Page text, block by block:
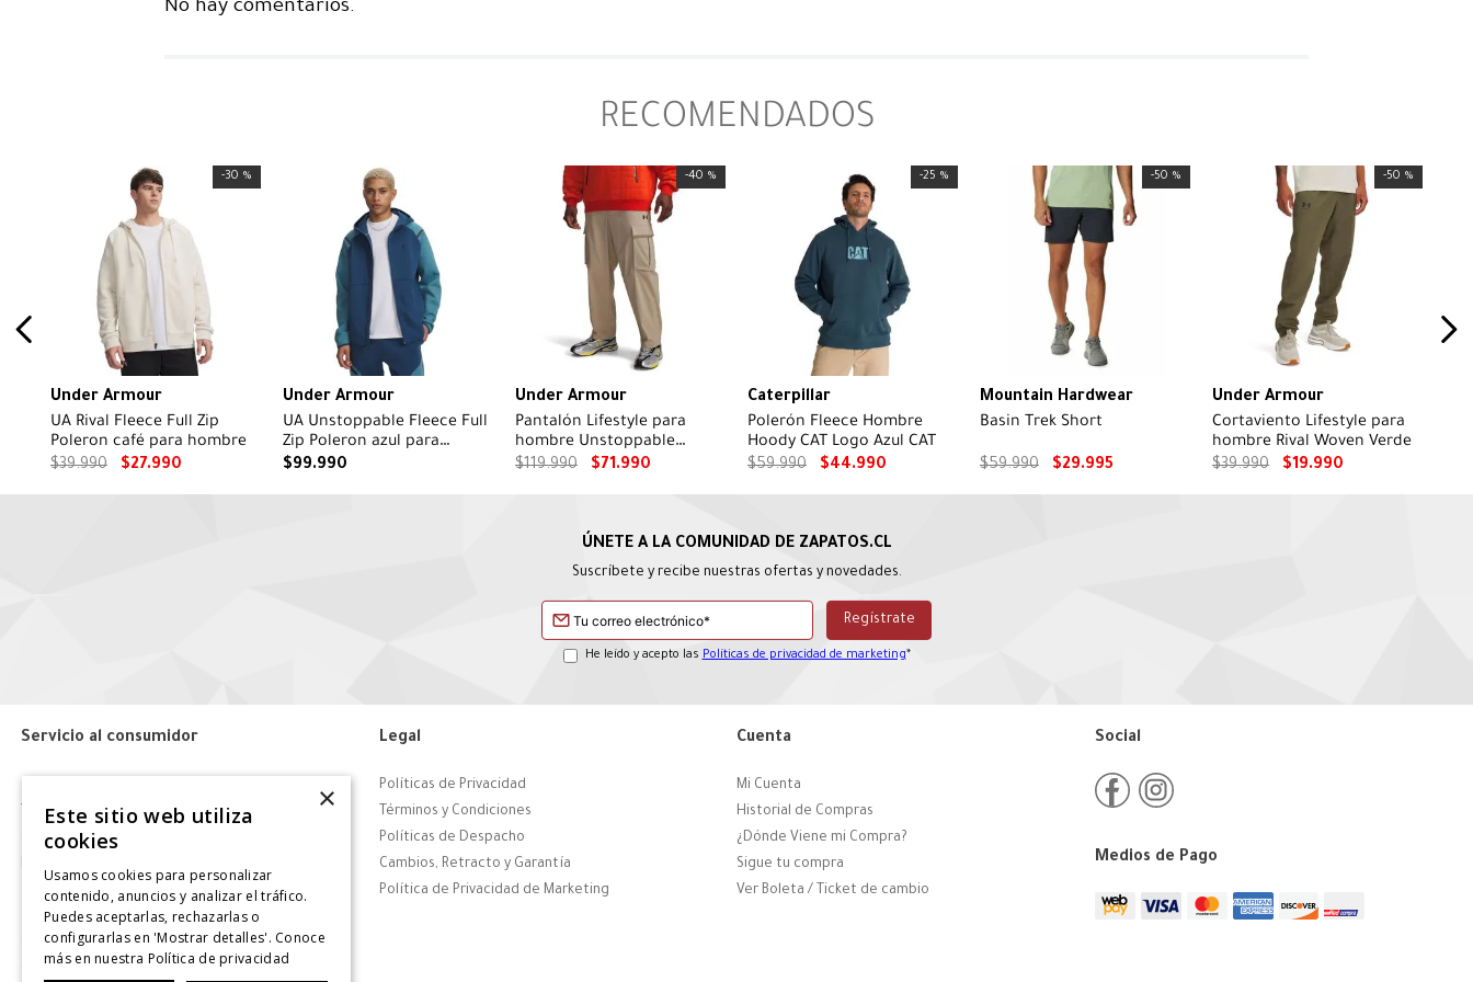
No hay comentarios.
RECOMENDADOS
-30 %
Under Armour
UA Rival Fleece Full Zip
Poleron café para hombre
$39.990 $27.990
Under Armour
UA Unstoppable Fleece Full
Zip Poleron azul para
hombre
$99.990
-40 %
Under Armour
Pantalón Lifestyle para
hombre Unstoppable
Textured Woven café
$119.990 $71.990
-25 %
Caterpillar
Polerón Fleece Hombre
Hoody CAT Logo Azul CAT
$59.990 $44.990
-50 %
Mountain Hardwear
Basin Trek Short
$59.990 $29.995
-50 %
Under Armour
Cortaviento Lifestyle para
hombre Rival Woven Verde
$39.990 $19.990
Suscríbete y recibe nuestras ofertas y novedades.
He leído y acepto las Políticas de privacidad de marketing*
Servicio al consumidor
Tiendas
Contáctanos
Giftcard
Solicitar Factura
CyberDay
Legal
Políticas de Privacidad
Términos y Condiciones
Políticas de Despacho
Cambios, Retracto y Garantía
Política de Privacidad de Marketing
Cuenta
Mi Cuenta
Historial de Compras
¿Dónde Viene mi Compra?
Sigue tu compra
Ver Boleta / Ticket de cambio
Social
Medios de Pago
×
Este sitio web utiliza
cookies
Usamos cookies para personalizar
contenido, anuncios y analizar el tráfico.
Puedes aceptarlas, rechazarlas o
configurarlas en 'Mostrar detalles'. Conoce
más en nuestra Política de privacidad